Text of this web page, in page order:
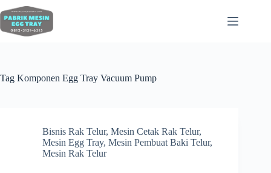
Tag Komponen Egg Tray Vacuum Pump
Bisnis Rak Telur, Mesin Cetak Rak Telur,
Mesin Egg Tray, Mesin Pembuat Baki Telur,
Mesin Rak Telur